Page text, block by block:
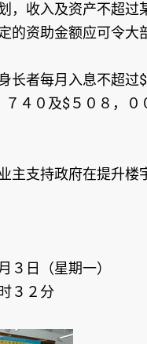
，收入及资产不超过
的资助金额应可令大
长者每月入息不超过
７４０及$５０８，
主支持政府在提升楼
３日（星期一）
３２分